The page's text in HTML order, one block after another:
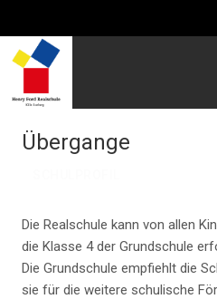
Übergange
Die Realschule kann von allen
die Klasse 4 der Grundschule
Die Grundschule empfiehlt die
sie für die weitere schulische